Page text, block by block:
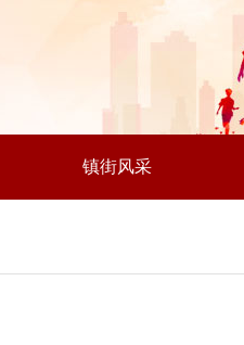
镇街风采